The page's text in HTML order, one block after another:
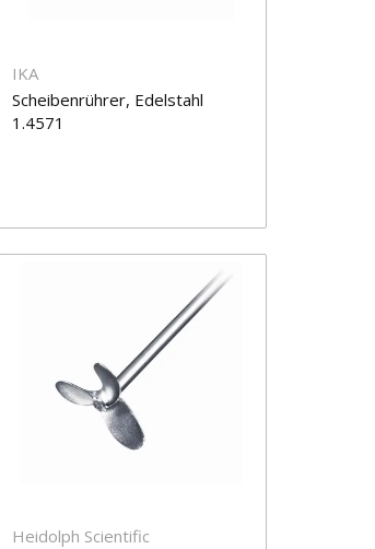
IKA
Scheibenrührer, Edelstahl
1.4571
Heidolph Scientific